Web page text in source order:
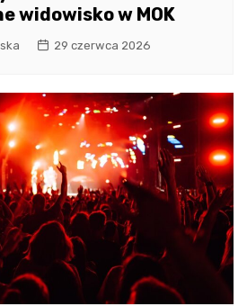
widowisko w MOK
29 czerwca 2026